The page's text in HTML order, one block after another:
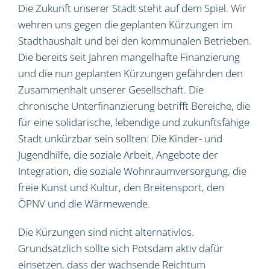
Die Zukunft unserer Stadt steht auf dem Spiel. Wir
wehren uns gegen die geplanten Kürzungen im
Stadthaushalt und bei den kommunalen Betrieben.
Die bereits seit Jahren mangelhafte Finanzierung
und die nun geplanten Kürzungen gefährden den
Zusammenhalt unserer Gesellschaft. Die
chronische Unterfinanzierung betrifft Bereiche, die
für eine solidarische, lebendige und zukunftsfähige
Stadt unkürzbar sein sollten: Die Kinder- und
Jugendhilfe, die soziale Arbeit, Angebote der
Integration, die soziale Wohnraumversorgung, die
freie Kunst und Kultur, den Breitensport, den
ÖPNV und die Wärmewende.
Die Kürzungen sind nicht alternativlos.
Grundsätzlich sollte sich Potsdam aktiv dafür
einsetzen, dass der wachsende Reichtum